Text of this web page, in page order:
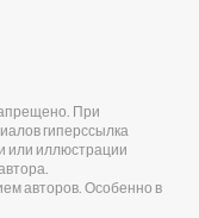
При
гиперссылка
или иллюстрации
авторов. Особенно в